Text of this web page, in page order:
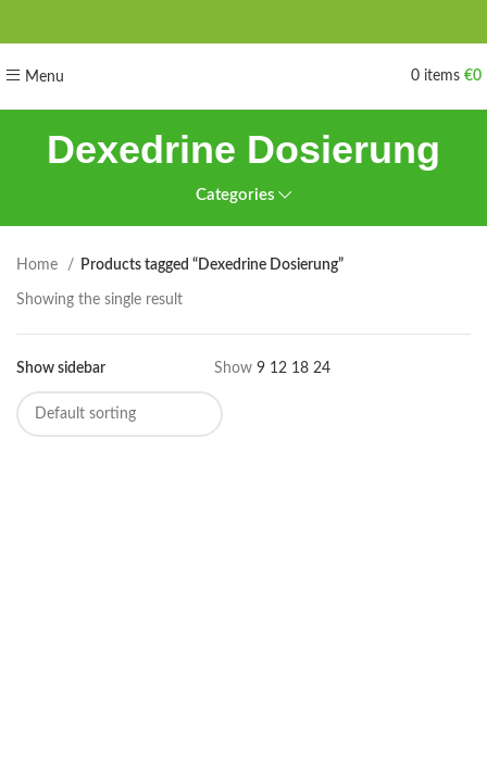
Menu 0 items €0
Dexedrine Dosierung
Categories
Home Products tagged “Dexedrine Dosierung”
Showing the single result
Show sidebar Show 9 12 18 24